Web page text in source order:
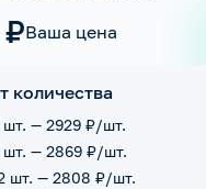
₽Ваша цена
количества
шт. — 2929 ₽/шт.
шт. — 2869 ₽/шт.
шт. — 2808 ₽/шт.